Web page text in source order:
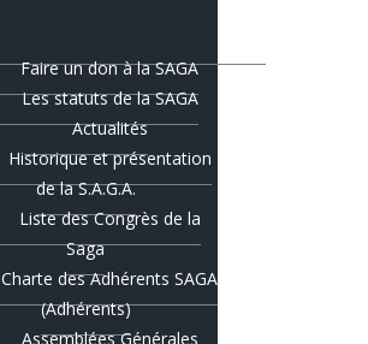
Faire un don à la SAGA
Les statuts de la SAGA
Actualités
Historique et présentation
de la S.A.G.A.
Liste des Congrès de la
Saga
Charte des Adhérents SAGA
(Adhérents)
Assemblées Générales